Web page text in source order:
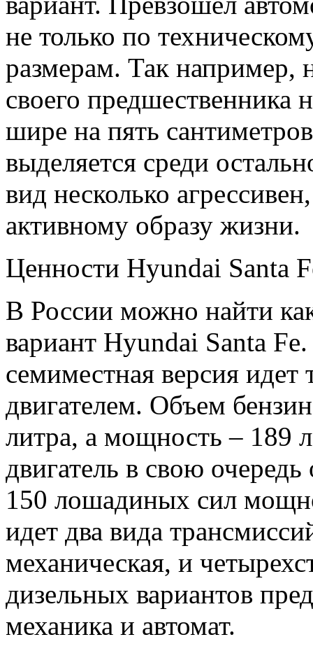
не только по
размерам. Так например,
своего предшественника
шире на пять
выделяется среди
вид несколько
активному образу жизни.
Ценности Hyundai Santa
В России можно найти
вариант Hyundai Santa
семиместная версия идет
двигателем. Объем
литра, а мощность – 189
двигатель в свою
150 лошадиных сил
идет два вида
механическая, и
дизельных вариантов
механика и автомат.